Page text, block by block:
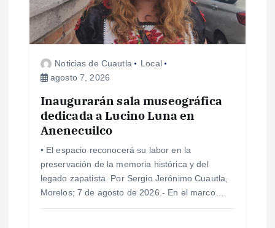
n
d
Noticias de Cuautla
Local
agosto 7, 2026
Inaugurarán sala museográfica
dedicada a Lucino Luna en
Anenecuilco
• El espacio reconocerá su labor en la
preservación de la memoria histórica y del
legado zapatista. Por Sergio Jerónimo Cuautla,
Morelos; 7 de agosto de 2026.- En el marco…